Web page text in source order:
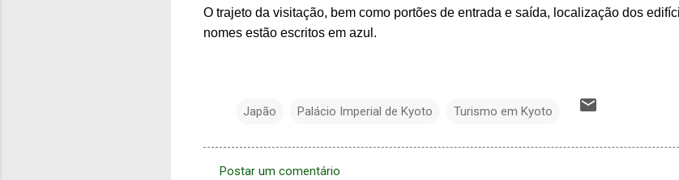
O trajeto da visitação, bem como portões de entrada e saída, localização dos
nomes estão escritos em azul.
Japão Palácio Imperial de Kyoto Turismo em Kyoto
Postar um comentário